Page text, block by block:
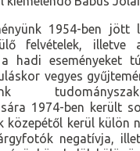
1954-ben jött
felvételek, illetve
hadi eseményeket
vegyes
1974-ben került
közepétől kerül külön
negatívja,